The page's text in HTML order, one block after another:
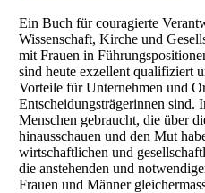
Ein Buch für couragierte
Wissenschaft, Kirche und
mit Frauen in
sind heute exzellent qualifiziert
Vorteile für Unternehmen und
Entscheidungsträgerinnen sind.
Menschen gebraucht, die über
hinausschauen und den Mut
wirtschaftlichen und
die anstehenden und
Frauen und Männer